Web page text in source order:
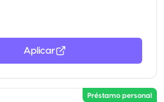
Aplicar
Préstamo personal